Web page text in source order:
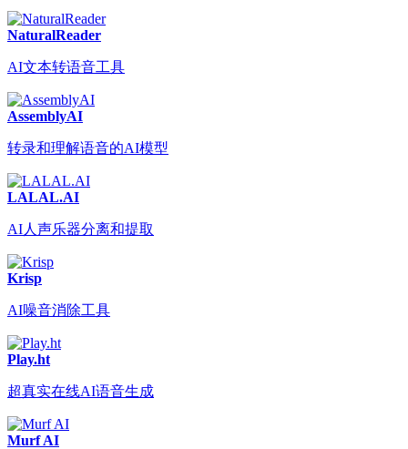
NaturalReader
AI文本转语音工具
AssemblyAI
转录和理解语音的AI模型
LALAL.AI
AI人声乐器分离和提取
Krisp
AI噪音消除工具
Play.ht
超真实在线AI语音生成
Murf AI